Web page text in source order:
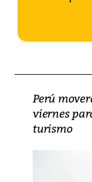
Perú
viernes
turismo